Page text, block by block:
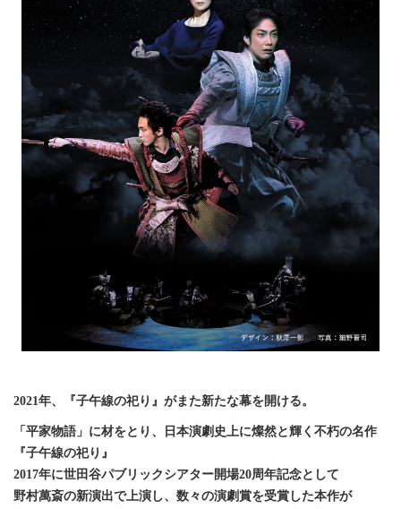
2021年、『子午線の祀り』がまた新たな幕を開ける。
「平家物語」に材をとり、日本演劇史上に燦然と輝く不朽の名作
『子午線の祀り』
2017年に世田谷パブリックシアター開場20周年記念として
野村萬斎の新演出で上演し、数々の演劇賞を受賞した本作が